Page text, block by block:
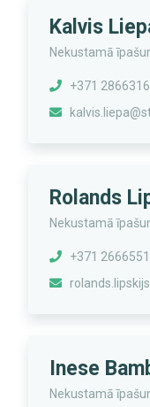
Kalvis
Nekustamā
+371
Rolands
Nekustamā
+371
Inese
Nekustamā